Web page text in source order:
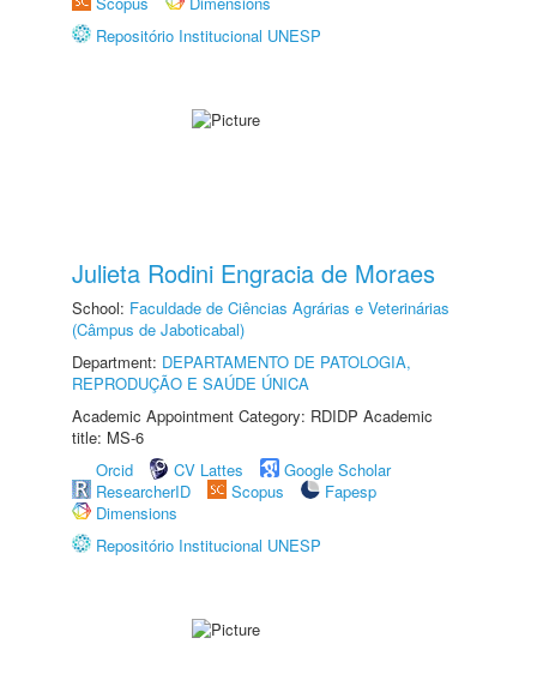
Repositório Institucional UNESP
Julieta Rodini Engracia de Moraes
School: Faculdade de Ciências Agrárias e Veterinárias
(Câmpus de Jaboticabal)
Department: DEPARTAMENTO DE PATOLOGIA,
REPRODUÇÃO E SAÚDE ÚNICA
Academic Appointment Category: RDIDP Academic
title: MS-6
Orcid
CV Lattes
Google Scholar
ResearcherID
Scopus
Fapesp
Dimensions
Repositório Institucional UNESP